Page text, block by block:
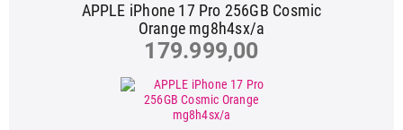
APPLE iPhone 17 Pro 256GB Cosmic
Orange mg8h4sx/a
179.999,00